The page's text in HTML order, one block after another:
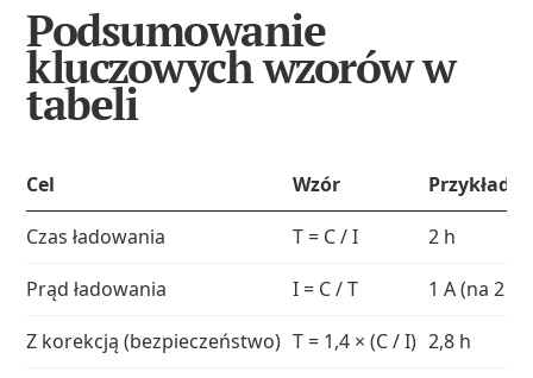
Podsumowanie
kluczowych wzorów w
tabeli
Cel Wzór
Przykład
Czas ładowania
T = C / I
2 h
Prąd ładowania
I = C / T
1 A (na 2 h)
Z korekcją (bezpieczeństwo) T = 1,4 × (C / I) 2,8 h